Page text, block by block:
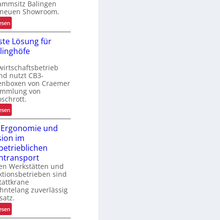
g
Balingen
Showroom.
:
V
o
n
e
r
L
a
d
e
w
a
g
e
z
u
r
K
I
Lösung für
nutzt CB3-
von Craemer
von
:
R
o
b
u
s
t
e
L
ö
s
u
und
im
Werkstätten und
sind
zuverlässig
:
M